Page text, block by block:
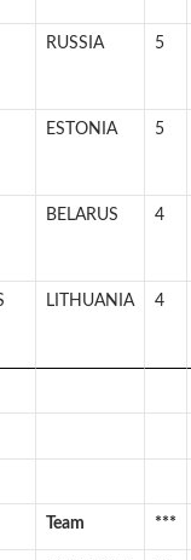
RUSSIA 5
ESTONIA 5
BELARUS 4
LITHUANIA 4
Team ***